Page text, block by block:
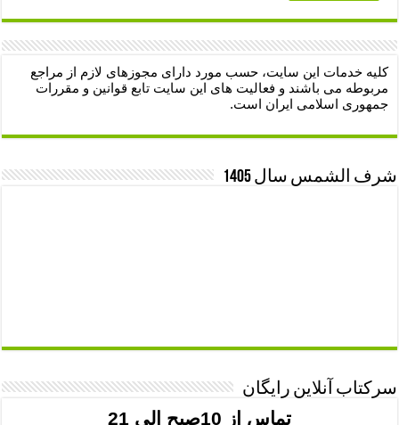
کلیه خدمات این سایت، حسب مورد دارای مجوزهای لازم از مراجع
مربوطه می باشند و فعالیت های این سایت تابع قوانین و مقررات
جمهوری اسلامی ایران است.
شرف الشمس سال 1405
سرکتاب آنلاین رایگان
تماس از 10صبح الی 21